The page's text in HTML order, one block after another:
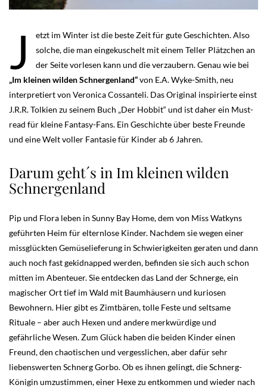
J
etzt im Winter ist die beste Zeit für gute Geschichten. Also
solche, die man eingekuschelt mit einem Teller Plätzchen an
der Seite vorlesen kann und die verzaubern. Genau wie bei
„Im kleinen wilden Schnergenland“von E.A. Wyke-Smith, neu
interpretiert von Veronica Cossanteli. Das Original inspirierte einst
J.R.R. Tolkien zu seinem Buch „Der Hobbit“ und ist daher ein Must-
read für kleine Fantasy-Fans. Ein Geschichte über beste Freunde
und eine Welt voller Fantasie für Kinder ab 6 Jahren.
Darum geht´s in Im kleinen wilden
Schnergenland
Pip und Flora leben in Sunny Bay Home, dem von Miss Watkyns
geführten Heim für elternlose Kinder. Nachdem sie wegen einer
missglückten Gemüselieferung in Schwierigkeiten geraten und dann
auch noch fast gekidnapped werden, befinden sie sich auch schon
mitten im Abenteuer. Sie entdecken das Land der Schnerge, ein
magischer Ort tief im Wald mit Baumhäusern und kuriosen
Bewohnern. Hier gibt es Zimtbären, tolle Feste und seltsame
Rituale – aber auch Hexen und andere merkwürdige und
gefährliche Wesen. Zum Glück haben die beiden Kinder einen
Freund, den chaotischen und vergesslichen, aber dafür sehr
liebenswerten Schnerg Gorbo. Ob es ihnen gelingt, die Schnerg-
Königin umzustimmen, einer Hexe zu entkommen und wieder nach